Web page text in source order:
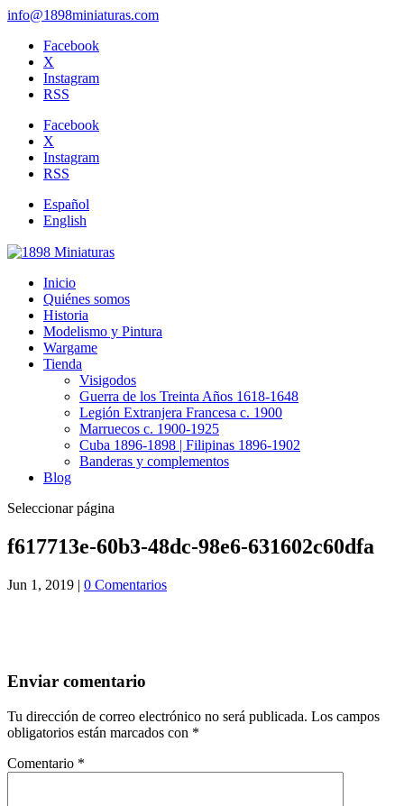
info@1898miniaturas.com
Facebook
X
Instagram
RSS
Facebook
X
Instagram
RSS
Español
English
Inicio
Quiénes somos
Historia
Modelismo y Pintura
Wargame
Tienda
Visigodos
Guerra de los Treinta Años 1618-1648
Legión Extranjera Francesa c. 1900
Marruecos c. 1900-1925
Cuba 1896-1898 | Filipinas 1896-1902
Banderas y complementos
Blog
Seleccionar página
f617713e-60b3-48dc-98e6-631602c60dfa
Jun 1, 2019 | 0 Comentarios
Enviar comentario
Tu dirección de correo electrónico no será publicada. Los campos
obligatorios están marcados con *
Comentario *